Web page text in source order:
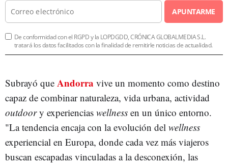
APUNTARME
De conformidad con el RGPD y la LOPDGDD, CRÓNICA GLOBALMEDIA S.L.
tratará los datos facilitados con la finalidad de remitirle noticias de actualidad.
Subrayó que Andorra vive un momento como destino
capaz de combinar naturaleza, vida urbana, actividad
outdoory experiencias wellness en un único entorno.
"La tendencia encaja con la evolución del wellness
experiencial en Europa, donde cada vez más viajeros
buscan escapadas vinculadas a la desconexión, las